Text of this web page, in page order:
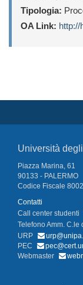
Tipologia:
OA Link: http://
Università
Piazza Marina, 61
90133 - PALERMO
Codice Fiscale
Contatti
Call center studenti
Telefono Amm. C.le
URP
PEC
Webmaster